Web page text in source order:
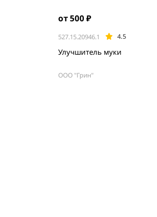
от 500 ₽
527.15.20946.1 4.5
Улучшитель муки
ООО "Грин"